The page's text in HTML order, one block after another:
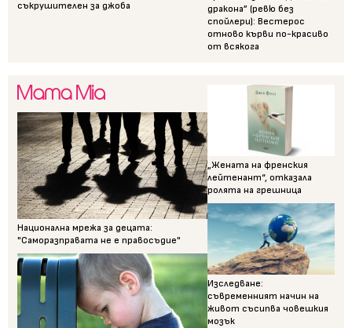
съкрушителен за джоба
дракона” (ревю без
спойлери): Вестерос
отново кърви по-красиво
от всякога
Национална мрежа за децата:
"Саморазправата не е правосъдие"
„Жената на френския
лейтенант“, отказала
ролята на грешница
Изследване:
съвременният начин на
живот съсипва човешкия
мозък